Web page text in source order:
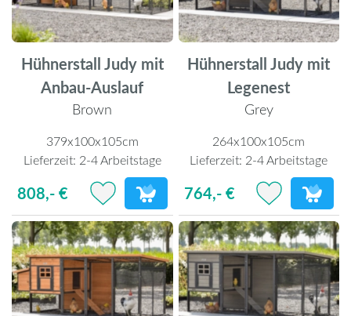
Hühnerstall Judy mit
Anbau-Auslauf
Brown
379x100x105cm
Lieferzeit: 2-4 Arbeitstage
808,- €
Hühnerstall Judy mit
Legenest
Grey
264x100x105cm
Lieferzeit: 2-4 Arbeitstage
764,- €